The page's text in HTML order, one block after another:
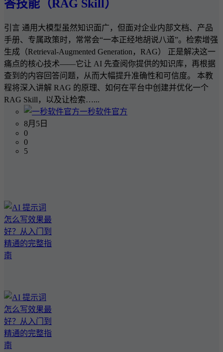
答技能（RAG Skill）
引言 通用大模型虽然知识面广，但面对企业内部文档、产品
手册、专属政策时，常常会“一本正经地胡说八道”。检索增强
生成（Retrieval-Augmented Generation，RAG） 正是解决这一
痛点的核心技术——它让 AI 先查阅你提供的知识库，再根据
查到的内容回答问题，从而大幅提升准确性和可信度。 本教
程将深入讲解 RAG 的原理、如何在平台中创建并优化一个
RAG Skill，以及让检索…...
一秒软件官方
8月5日
0
0
5